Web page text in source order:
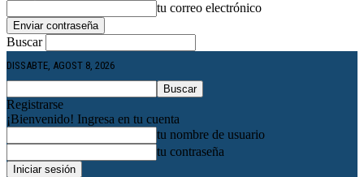
tu correo electrónico
Buscar
DISSABTE, AGOST 8, 2026
Registrarse
¡Bienvenido! Ingresa en tu cuenta
tu nombre de usuario
tu contraseña